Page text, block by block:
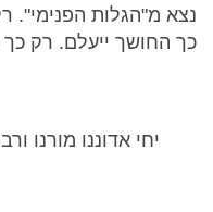
נצא מ"הגלות הפנימי".
כך החושך ייעלם. רק
יחי אדוננו מורנו